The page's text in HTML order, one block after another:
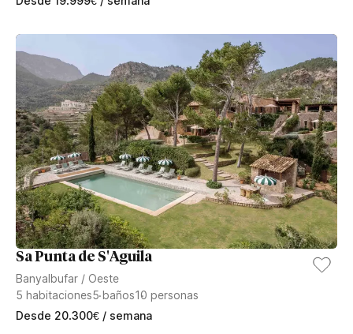
Sa Punta de S'Aguila
Banyalbufar / Oeste
5 habitaciones5baños10 personas
Desde 20.300€ / semana